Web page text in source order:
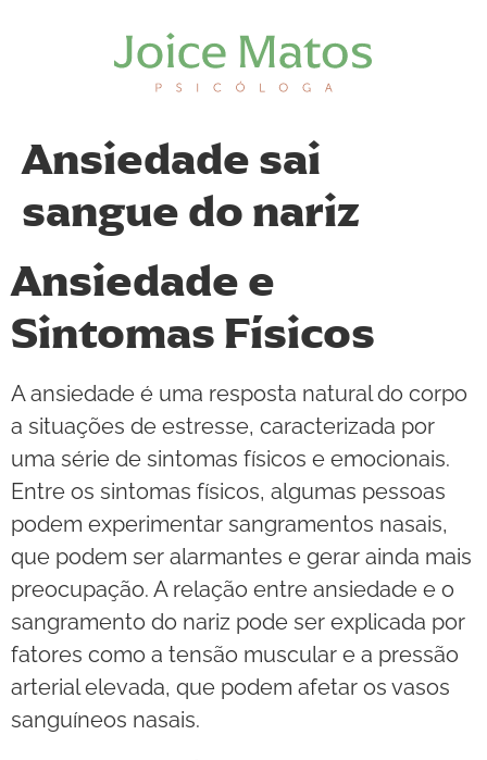
Ansiedade sai
sangue do nariz
Ansiedade e
Sintomas Físicos
A ansiedade é uma resposta natural do corpo
a situações de estresse, caracterizada por
uma série de sintomas físicos e emocionais.
Entre os sintomas físicos, algumas pessoas
podem experimentar sangramentos nasais,
que podem ser alarmantes e gerar ainda mais
preocupação. A relação entre ansiedade e o
sangramento do nariz pode ser explicada por
fatores como a tensão muscular e a pressão
arterial elevada, que podem afetar os vasos
sanguíneos nasais.